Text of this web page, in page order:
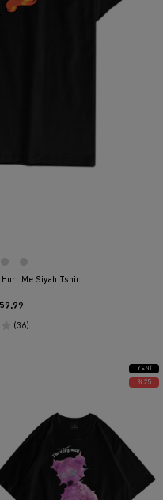
Hurt Me Siyah Tshirt
(36)
YENI
ÜRÜN
%25